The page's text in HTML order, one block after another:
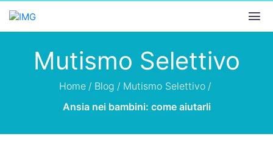
Mutismo Selettivo
Home / Blog / Mutismo Selettivo /
Ansia nei bambini: come aiutarli